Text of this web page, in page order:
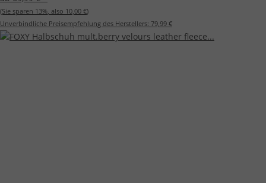
(Sie sparen 13%, also 10,00 €)
Unverbindliche Preisempfehlung des Herstellers: 79,99 €